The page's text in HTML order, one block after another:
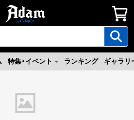
特集・イベント ランキング ギャラリ